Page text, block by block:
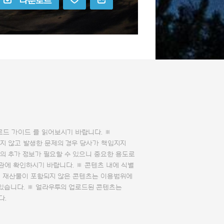
드 가이드 를 읽어보시기 바랍니다. ※
않고 발생한 문제의 경우 당사가 책임지지
추가 정보가 필요할 수 있으니 중요한 용도로
에 확인하시기 바랍니다. ※ 콘텐츠 내에 식별
산물이 포함되지 않은 콘텐츠는 이용범위에
습니다. ※ 얼라우투의 업로드된 콘텐츠는
.